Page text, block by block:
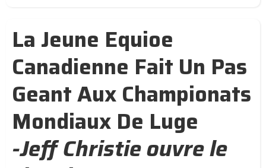
La Jeune Equioe
Canadienne Fait Un Pas
Geant Aux Championats
Mondiaux De Luge
-Jeff Christie ouvre le